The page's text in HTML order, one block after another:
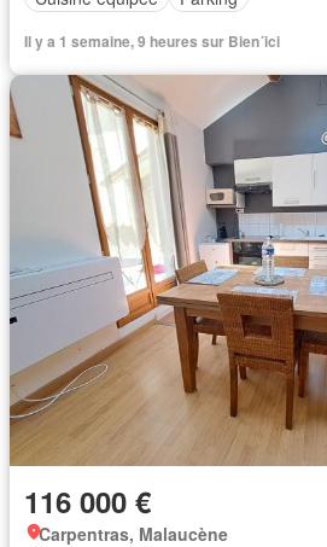
Il y a 1 semaine, 9 heures sur Bien´ici
116 000 €
Carpentras, Malaucène